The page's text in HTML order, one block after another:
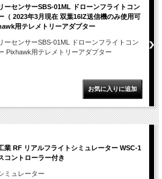
ーセンサーSBS-01ML ドローンフライトコン
（ 2023年3月現在 双葉16IZ送信機のみ使用可
用テレメトリーアダプター
ーセンサーSBS-01ML ドローンフライトコン
Pixhawk用テレメトリーアダプター
業 RF リアルフライトシミュレーター WSC-1
コントローラー付き
ミュレーター